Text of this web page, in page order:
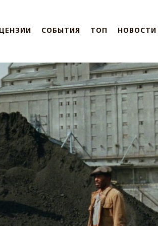
СОБЫТИЯ ТОП НОВОСТИ